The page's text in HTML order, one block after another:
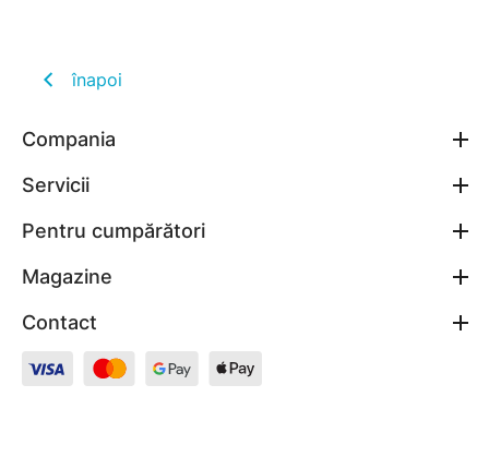
înapoi
Compania
Servicii
Pentru cumpărători
Magazine
Contact